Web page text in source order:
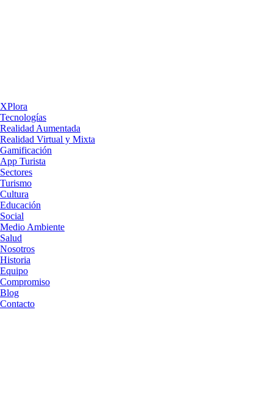
XPlora
Tecnologías
Realidad Aumentada
Realidad Virtual y Mixta
Gamificación
App Turista
Sectores
Turismo
Cultura
Educación
Social
Medio Ambiente
Salud
Nosotros
Historia
Equipo
Compromiso
Blog
Contacto